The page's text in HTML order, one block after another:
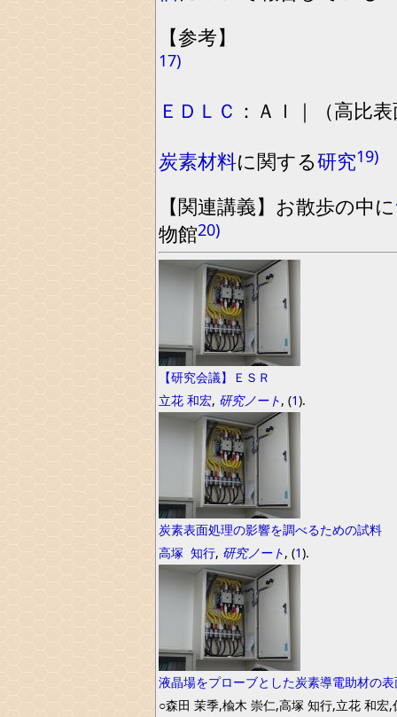
【参考】
17)
ＥＤＬＣ ： Ａｌ｜ （高比
炭素材料に関する研究19)
【関連講義】 お散歩の中に
物館20)
【研究会議】ＥＳＲ
立花 和宏, 研究ノート, (1).
炭素表面処理の影響を調べるための試料
高塚 知行, 研究ノート, (1).
液晶場をプローブとした炭素導電助材の
○森田 茉季,楡木 崇仁,高塚 知行,立花 和宏